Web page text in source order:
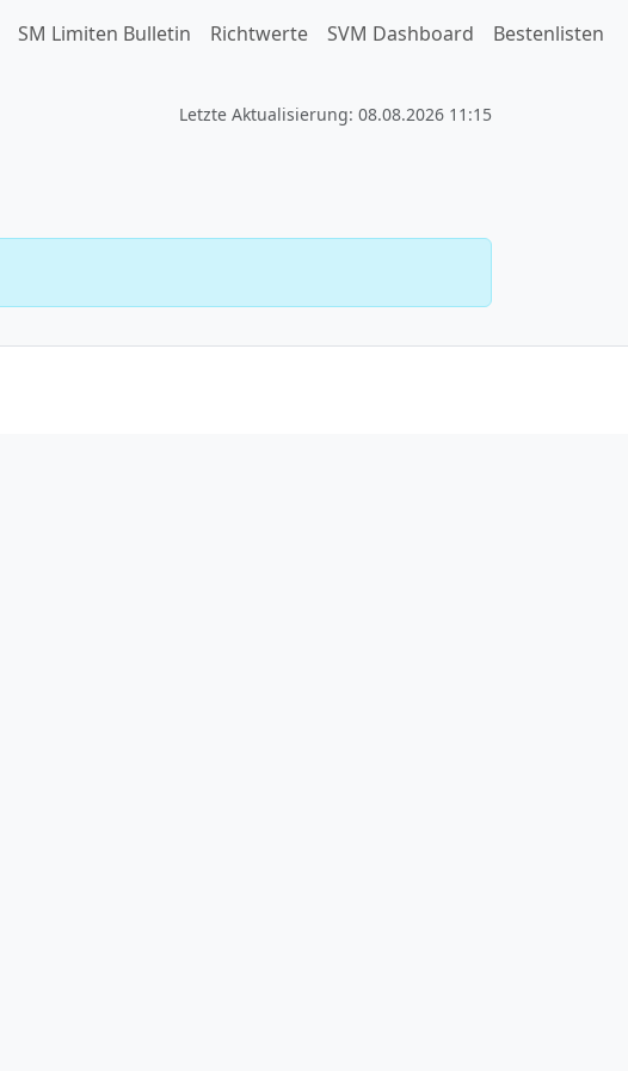
SM Limiten Bulletin Richtwerte SVM Dashboard Bestenlisten
Letzte Aktualisierung: 08.08.2026 11:15